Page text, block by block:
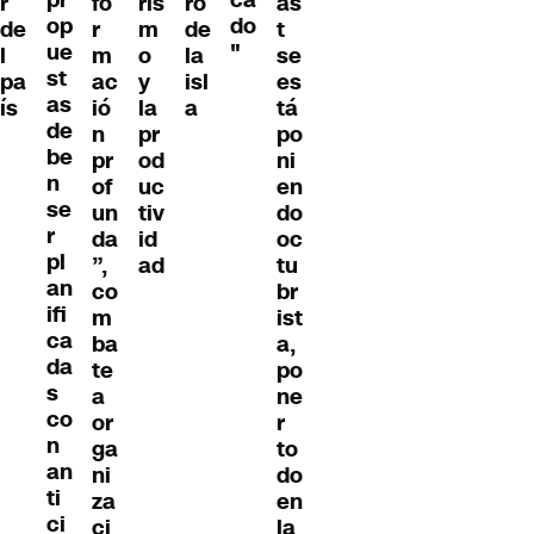
de
l
pa
ís
op
ue
st
as
de
be
n
se
r
pl
an
ifi
ca
da
s
co
n
an
ti
ci
r
m
ac
ió
n
pr
of
un
da
”,
co
m
ba
te
a
or
ga
ni
za
ci
m
o
y
la
pr
od
uc
tiv
id
ad
de
la
isl
a
do
"
t
se
es
tá
po
ni
en
do
oc
tu
br
ist
a,
po
ne
r
to
do
en
la